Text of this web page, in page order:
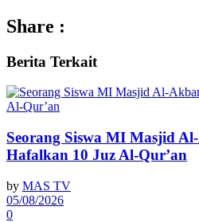
Share :
Berita Terkait
Seorang Siswa MI Masjid
Hafalkan 10 Juz Al-Qur’an
by MAS TV
05/08/2026
0